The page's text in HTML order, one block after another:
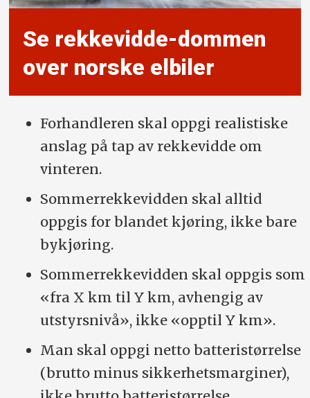
Se rekkevidde-dommen
over norske elbiler
Forhandleren skal oppgi realistiske
anslag på tap av rekkevidde om
vinteren.
Sommerrekkevidden skal alltid
oppgis for blandet kjøring, ikke bare
bykjøring.
Sommerrekkevidden skal oppgis som
«fra X km til Y km, avhengig av
utstyrsnivå», ikke «opptil Y km».
Man skal oppgi netto batteristørrelse
(brutto minus sikkerhetsmarginer),